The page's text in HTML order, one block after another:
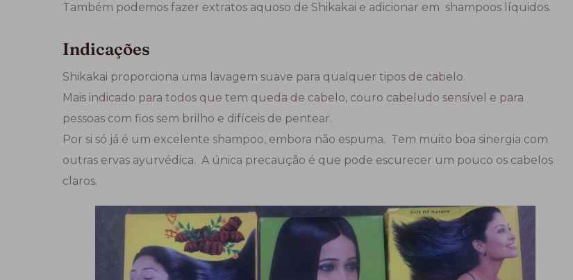
Também podemos fazer extratos aquoso de Shikakai e adicionar em shampoos líquidos.
Indicações
Shikakai proporciona uma lavagem suave para qualquer tipos de cabelo.
Mais indicado para todos que tem queda de cabelo, couro cabeludo sensível e para
pessoas com fios sem brilho e difíceis de pentear.
Por si só já é um excelente shampoo, embora não espuma. Tem muito boa sinergia com
outras ervas ayurvédica. A única precaução é que pode escurecer um pouco os cabelos
claros.